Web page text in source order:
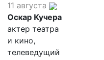
11 августа
Оскар Кучера
актер театра
и кино,
телеведущий